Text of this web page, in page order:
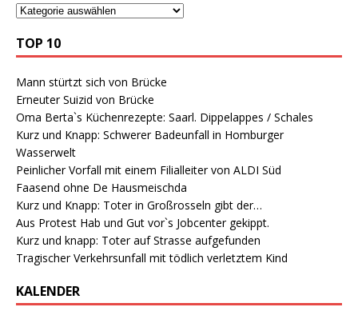
TOP 10
Mann stürtzt sich von Brücke
Erneuter Suizid von Brücke
Oma Berta`s Küchenrezepte: Saarl. Dippelappes / Schales
Kurz und Knapp: Schwerer Badeunfall in Homburger
Wasserwelt
Peinlicher Vorfall mit einem Filialleiter von ALDI Süd
Faasend ohne De Hausmeischda
Kurz und Knapp: Toter in Großrosseln gibt der…
Aus Protest Hab und Gut vor`s Jobcenter gekippt.
Kurz und knapp: Toter auf Strasse aufgefunden
Tragischer Verkehrsunfall mit tödlich verletztem Kind
KALENDER